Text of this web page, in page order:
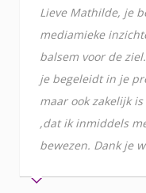
Lieve Mathilde, je
mediamieke
balsem voor de
je begeleidt in je
maar ook zakelijk
,dat ik inmiddels
bewezen. Dank je